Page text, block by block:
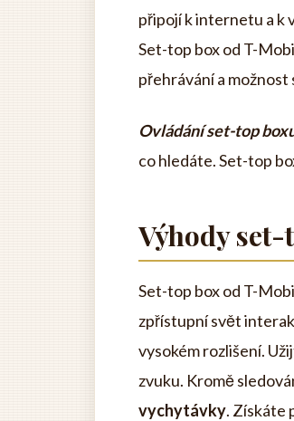
připojí k internetu a k
Set-top box od T-
přehrávání a
Ovládání set-top
co hledáte. Set-top
Výhody
Set-top box od T-
zpřístupní svět
vysokém rozlišení.
zvuku. Kromě
vychytávky. Získáte